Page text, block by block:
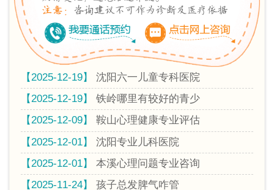
【2025-12-19】
沈阳六一儿童专科医院
【2025-12-19】
铁岭哪里有较好的青少
【2025-12-09】
鞍山心理健康专业评估
【2025-12-01】
沈阳专业儿科医院
【2025-12-01】
本溪心理问题专业咨询
【2025-11-24】
孩子总发脾气咋管